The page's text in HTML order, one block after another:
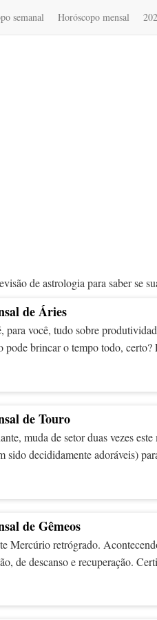
semanal Horóscopo mensal
de astrologia para saber se
de Áries
para você, tudo sobre
pode brincar o tempo todo,
solte o cabelo e mexa a
não se preocupe. São coisas
de Touro
muda de setor duas vezes
sido decididamente adoráveis)
e responsabilidades podem
de Gêmeos
Mercúrio retrógrado.
de descanso e recuperação.